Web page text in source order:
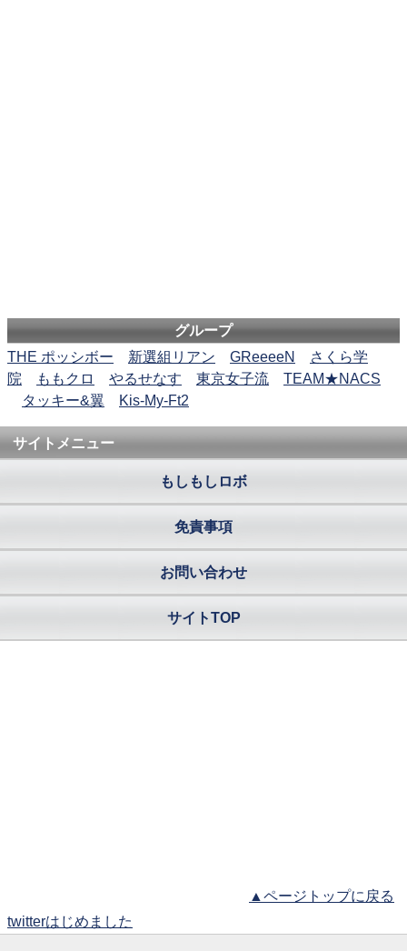
グループ
THE ポッシボー
新選組リアン GReeeeN
さくら学
院
ももクロ やるせなす 東京女子流
TEAM★NACS
タッキー&翼
Kis-My-Ft2
サイトメニュー
もしもしロボ
免責事項
お問い合わせ
サイトTOP
▲ページトップに戻る
twitterはじめました